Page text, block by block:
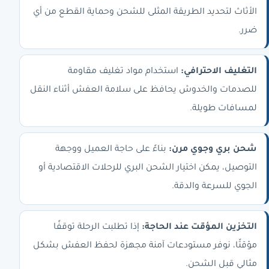
الأثاث لتحديد الطريقة المثلى للشحن وحماية القطع من أي
ضرر.
التغليف الاحترافي: استخدام مواد تغليف مقاومة
للصدمات والخدوش يحافظ على سلامة العفش أثناء النقل
لمسافات طويلة.
شحن بري وجوي مرن: بناءً على حاجة العميل ووجهة
التوصيل، يمكن اختيار الشحن البري للرحلات الاقتصادية أو
الجوي للسرعة والدقة.
التخزين المؤقت عند الحاجة: إذا تطلبت الرحلة توقفًا
مؤقتًا، نوفر مستودعات آمنة مجهزة لحفظ العفش بشكل
مثالي قبل الشحن.